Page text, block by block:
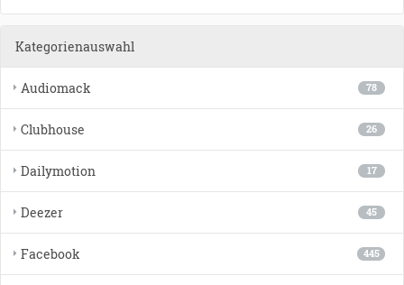
Kategorienauswahl
78
Audiomack
26
Clubhouse
17
Dailymotion
45
Deezer
445
Facebook